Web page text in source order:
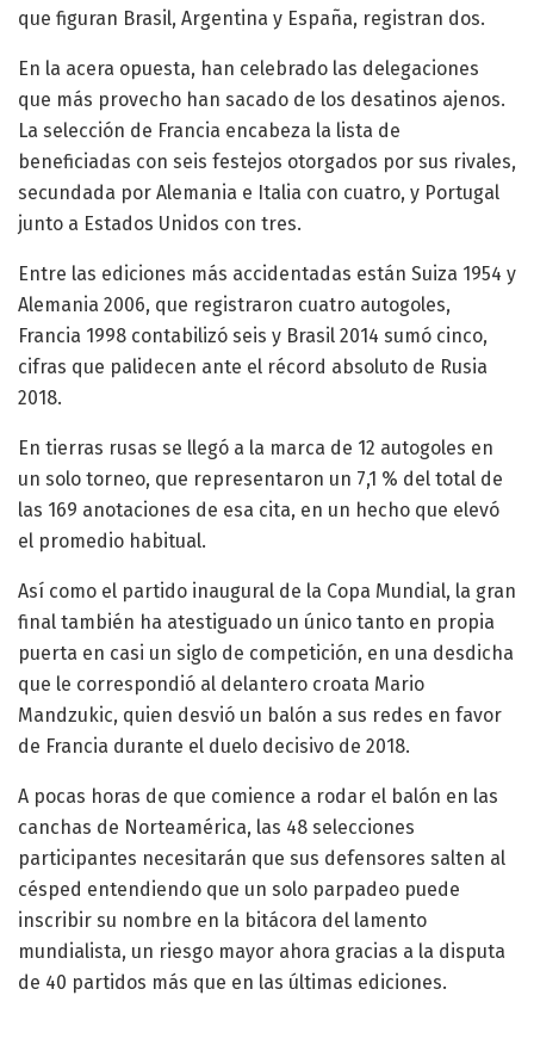
que figuran Brasil, Argentina y España, registran dos.
En la acera opuesta, han celebrado las delegaciones
que más provecho han sacado de los desatinos ajenos.
La selección de Francia encabeza la lista de
beneficiadas con seis festejos otorgados por sus rivales,
secundada por Alemania e Italia con cuatro, y Portugal
junto a Estados Unidos con tres.
Entre las ediciones más accidentadas están Suiza 1954 y
Alemania 2006, que registraron cuatro autogoles,
Francia 1998 contabilizó seis y Brasil 2014 sumó cinco,
cifras que palidecen ante el récord absoluto de Rusia
2018.
En tierras rusas se llegó a la marca de 12 autogoles en
un solo torneo, que representaron un 7,1 % del total de
las 169 anotaciones de esa cita, en un hecho que elevó
el promedio habitual.
Así como el partido inaugural de la Copa Mundial, la gran
final también ha atestiguado un único tanto en propia
puerta en casi un siglo de competición, en una desdicha
que le correspondió al delantero croata Mario
Mandzukic, quien desvió un balón a sus redes en favor
de Francia durante el duelo decisivo de 2018.
A pocas horas de que comience a rodar el balón en las
canchas de Norteamérica, las 48 selecciones
participantes necesitarán que sus defensores salten al
césped entendiendo que un solo parpadeo puede
inscribir su nombre en la bitácora del lamento
mundialista, un riesgo mayor ahora gracias a la disputa
de 40 partidos más que en las últimas ediciones.